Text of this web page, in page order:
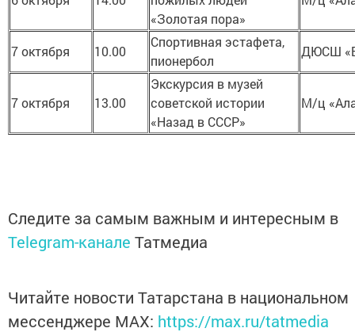
«Золотая пора»
7 октября 10.00
Спортивная эстафета,
пионербол
ДЮСШ
7 октября 13.00
Экскурсия в музей
советской истории
«Назад в СССР»
М/ц
Следите за самым важным и интересным в
Telegram-канале Татмедиа
Читайте новости Татарстана в национальном
мессенджере MАХ: https://max.ru/tatmedia